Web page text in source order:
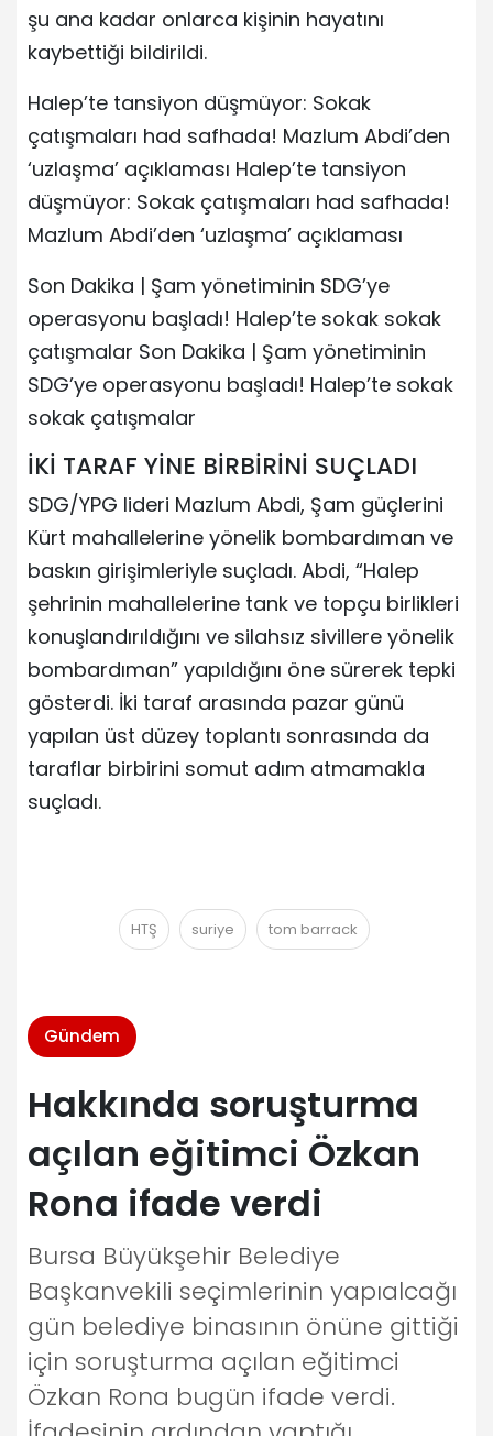
şu ana kadar onlarca kişinin hayatını
kaybettiği bildirildi.
Halep’te tansiyon düşmüyor: Sokak
çatışmaları had safhada! Mazlum Abdi’den
‘uzlaşma’ açıklaması Halep’te tansiyon
düşmüyor: Sokak çatışmaları had safhada!
Mazlum Abdi’den ‘uzlaşma’ açıklaması
Son Dakika | Şam yönetiminin SDG’ye
operasyonu başladı! Halep’te sokak sokak
çatışmalar Son Dakika | Şam yönetiminin
SDG’ye operasyonu başladı! Halep’te sokak
sokak çatışmalar
İKİ TARAF YİNE BİRBİRİNİ SUÇLADI
SDG/YPG lideri Mazlum Abdi, Şam güçlerini
Kürt mahallelerine yönelik bombardıman ve
baskın girişimleriyle suçladı. Abdi, “Halep
şehrinin mahallelerine tank ve topçu birlikleri
konuşlandırıldığını ve silahsız sivillere yönelik
bombardıman” yapıldığını öne sürerek tepki
gösterdi. İki taraf arasında pazar günü
yapılan üst düzey toplantı sonrasında da
taraflar birbirini somut adım atmamakla
suçladı.
HTŞ suriye tom barrack
Gündem
Hakkında soruşturma
açılan eğitimci Özkan
Rona ifade verdi
Bursa Büyükşehir Belediye
Başkanvekili seçimlerinin yapıalcağı
gün belediye binasının önüne gittiği
için soruşturma açılan eğitimci
Özkan Rona bugün ifade verdi.